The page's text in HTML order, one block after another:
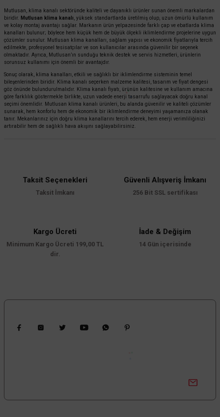
Mutlusan, klima kanalı sektöründe kaliteli ve dayanıklı ürünler sunan önemli markalardan
biridir. Mutlusan klima kanalı, yüksek standartlarda üretilmiş olup, uzun ömürlü kullanım
ve kolay montaj avantajı sağlar. Markanın ürün yelpazesinde farklı çap ve ebatlarda klima
kanalları bulunur; böylece hem küçük hem de büyük ölçekli iklimlendirme projelerine uygun
çözümler sunulur. Mutlusan klima kanalları, sağlam yapısı ve ekonomik fiyatlarıyla tercih
edilmekte, profesyonel tesisatçılar ve son kullanıcılar arasında güvenilir bir seçenek
olmaktadır. Ayrıca, Mutlusan’ın sunduğu teknik destek ve servis hizmetleri, ürünlerin
sorunsuz kullanımı için önemli bir avantajdır.
Sonuç olarak, klima kanalları, etkili ve sağlıklı bir iklimlendirme sisteminin temel
bileşenlerinden biridir. Klima kanalı seçerken malzeme kalitesi, tasarım ve fiyat dengesi
göz önünde bulundurulmalıdır. Klima kanalı fiyatı, ürünün kalitesine ve kullanım amacına
göre farklılık göstermekle birlikte, uzun vadede enerji tasarrufu sağlayacak doğru kanal
seçimi önemlidir. Mutlusan klima kanalı ürünleri, bu alanda güvenilir ve kaliteli çözümler
sunarak, hem konforlu hem de ekonomik bir iklimlendirme deneyimi yaşamanıza olanak
tanır. Mekanlarınız için doğru klima kanallarını tercih ederek, hem enerji verimliliğinizi
artırabilir hem de sağlıklı hava akışını sağlayabilirsiniz.
Taksit Seçenekleri
Taksit İmkanı
Güvenli Alışveriş İmkanı
256 Bit SSL sertifikası
Kargo Ücreti
Minimum Kargo Ücreti 199,00 TL
dir.
İade & Değişim
14 Gün içerisinde